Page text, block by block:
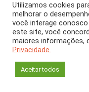
Utilizamos cookies
melhorar o
você interage
este site, você
maiores informações,
Privacidade.
Aceitar todos